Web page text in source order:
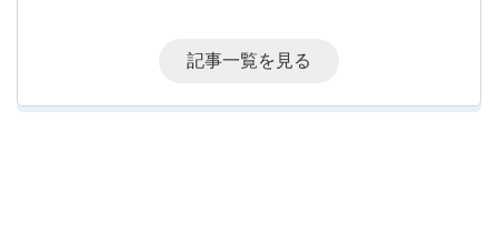
記事一覧を見る